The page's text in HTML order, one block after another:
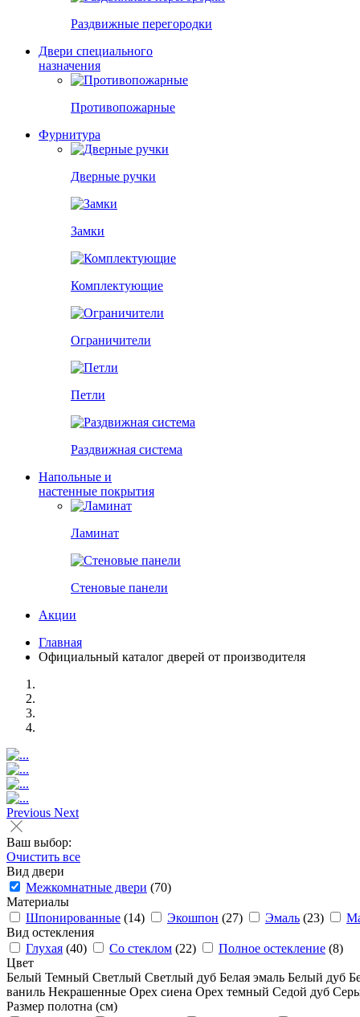
Раздвижные перегородки
Двери специального
назначения
Противопожарные
Фурнитура
Дверные ручки
Замки
Комплектующие
Ограничители
Петли
Раздвижная система
Напольные и
настенные покрытия
Ламинат
Стеновые панели
Акции
Главная
Официальный каталог дверей от производителя
Previous Next
Ваш выбор:
Очистить все
Вид двери
Межкомнатные двери (70)
Материалы
Шпонированные (14) Экошпон (27) Эмаль (23)
Вид остекления
Глухая (40) Со стеклом (22) Полное остекление (8)
Цвет
Белый Темный Светлый Светлый дуб Белая эмаль Белый дуб
ваниль Некрашенные Орех сиена Орех темный Седой дуб
Размер полотна (см)